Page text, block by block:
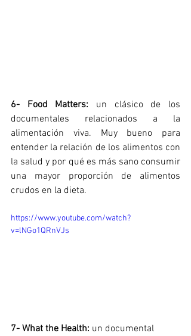
6- Food Matters: un clásico de los
documentales relacionados a la
alimentación viva. Muy bueno para
entender la relación de los alimentos con
la salud y por qué es más sano consumir
una mayor proporción de alimentos
crudos en la dieta.
https://www.youtube.com/watch?
v=lNGo1QRnVJs
7- What the Health: un documental